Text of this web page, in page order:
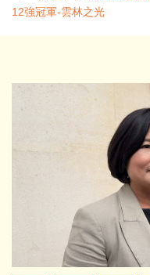
12強冠軍-雲林之光